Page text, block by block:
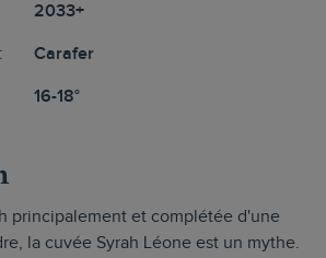
2033+
Carafer
16-18°
principalement et complétée d'une
la cuvée Syrah Léone est un mythe.